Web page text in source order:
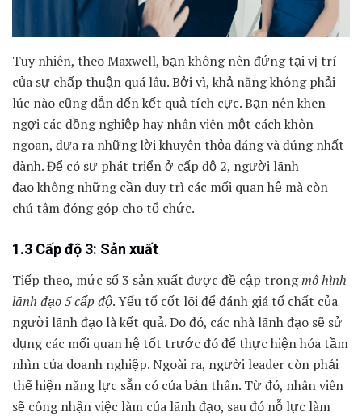
Tuy nhiên, theo Maxwell, bạn không nên đứng tại vị trí
của sự chấp thuận quá lâu. Bởi vì, khả năng không phải
lúc nào cũng dẫn đến kết quả tích cực. Bạn nên khen
ngợi các đồng nghiệp hay nhân viên một cách khôn
ngoan, đưa ra những lời khuyên thỏa đáng và đúng nhất
dành. Để có sự phát triển ở cấp độ 2, người lãnh
đạo không những cần duy trì các mối quan hệ mà còn
chú tâm đóng góp cho tổ chức.
1.3 Cấp độ 3: Sản xuất
Tiếp theo, mức số 3 sản xuất được đề cập trongmô hình
lãnh đạo 5 cấp độ. Yếu tố cốt lõi để đánh giá tố chất của
người lãnh đạo là kết quả. Do đó, các nhà lãnh đạo sẽ sử
dụng các mối quan hệ tốt trước đó để thực hiện hóa tầm
nhìn của doanh nghiệp. Ngoài ra, người leader còn phải
thể hiện năng lực sẵn có của bản thân. Từ đó, nhân viên
sẽ công nhận việc làm của lãnh đạo, sau đó nỗ lực làm